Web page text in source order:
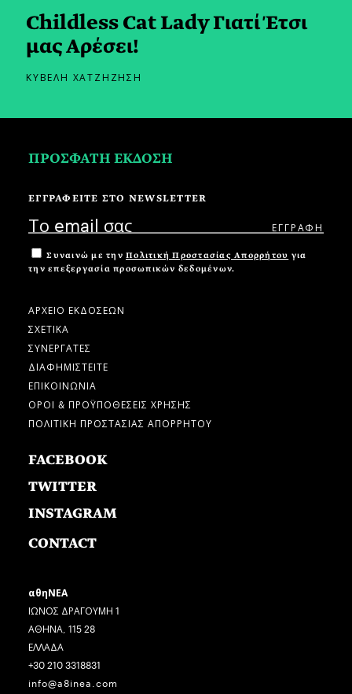
Childless Cat Lady Γιατί Έτσι
μας Αρέσει!
ΚΥΒΕΛΗ ΧΑΤΖΗΖΗΣΗ
ΠΡΟΣΦΑΤΗ ΕΚΔΟΣΗ
ΕΓΓΡΑΦΕΙΤΕ ΣΤΟ NEWSLETTER
Συναινώ με την Πολιτική Προστασίας Απορρήτου για
την επεξεργασία προσωπικών δεδομένων.
ΑΡΧΕΙΟ ΕΚΔΟΣΕΩΝ
ΣΧΕΤΙΚΑ
ΣΥΝΕΡΓΑΤΕΣ
ΔΙΑΦΗΜΙΣΤΕΙΤΕ
ΕΠΙΚΟΙΝΩΝΙΑ
ΟΡΟΙ & ΠΡΟΫΠΟΘΕΣΕΙΣ ΧΡΗΣΗΣ
ΠΟΛΙΤΙΚΗ ΠΡΟΣΤΑΣΙΑΣ ΑΠΟΡΡΗΤΟΥ
FACEBOOK
TWITTER
INSTAGRAM
CONTACT
αθηΝΕΑ
ΙΩΝΟΣ ΔΡΑΓΟΥΜΗ 1
ΑΘΗΝΑ, 115 28
ΕΛΛΑΔΑ
+30 210 3318831
info@a8inea.com